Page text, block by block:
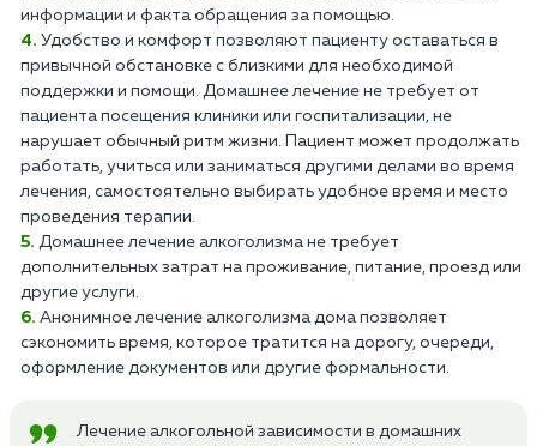
информации и факта обращения за помощью.
Удобство и комфорт позволяют пациенту оставаться в
привычной обстановке с близкими для необходимой
поддержки и помощи. Домашнее лечение не требует от
пациента посещения клиники или госпитализации, не
нарушает обычный ритм жизни. Пациент может продолжать
работать, учиться или заниматься другими делами во время
лечения, самостоятельно выбирать удобное время и место
проведения терапии.
Домашнее лечение алкоголизма не требует
дополнительных затрат на проживание, питание, проезд или
другие услуги.
Анонимное лечение алкоголизма дома позволяет
сэкономить время, которое тратится на дорогу, очереди,
оформление документов или другие формальности.
Лечение алкогольной зависимости в домашних